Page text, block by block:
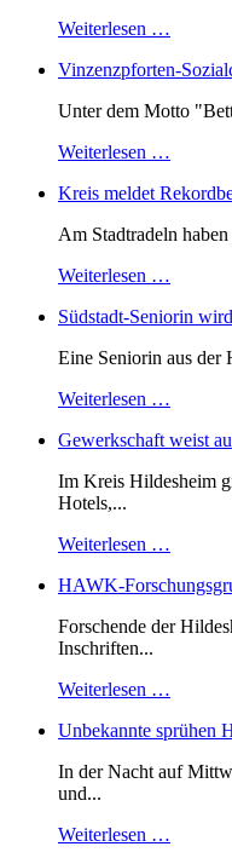
Weiterlesen …
Vinzenzpforten-
Unter dem Motto
Weiterlesen …
Kreis meldet
Am Stadtradeln
Weiterlesen …
Südstadt-Seniorin
Eine Seniorin aus der
Weiterlesen …
Gewerkschaft weist
Im Kreis Hildesheim
Hotels,...
Weiterlesen …
HAWK-
Forschende der
Inschriften...
Weiterlesen …
Unbekannte sprühen
In der Nacht auf
und...
Weiterlesen …